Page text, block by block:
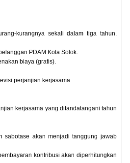
kurangnya sekali dalam tiga tahun.
PDAM Kota Solok.
biaya (gratis).
perjanjian kerjasama.
kerjasama yang ditandatangani tahun
sabotase akan menjadi tanggung jawab
kontribusi akan diperhitungkan